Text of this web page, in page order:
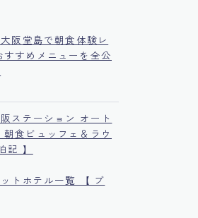
阪堂島で朝食体験レ
すめメニューを全公
ステーション オート
食ビュッフェ＆ラウ
記 】
トホテル一覧 【 ブ